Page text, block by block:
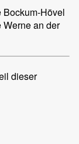
Hövel
an der
dieser